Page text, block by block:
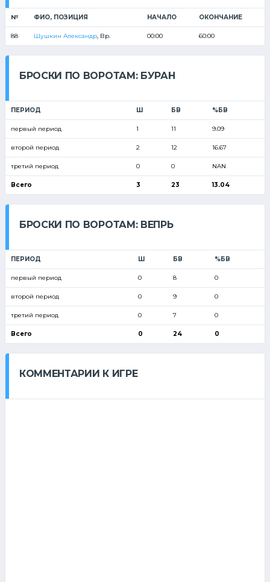
№ ФИО, ПОЗИЦИЯ НАЧАЛО ОКОНЧАНИЕ
88 Шушкин Александр, Вр. 00:00 60:00
БРОСКИ ПО ВОРОТАМ: БУРАН
ПЕРИОД Ш БВ %БВ
первый период 1 11 9.09
второй период 2 12 16.67
третий период 0 0 NAN
Всего 3 23 13.04
БРОСКИ ПО ВОРОТАМ: ВЕПРЬ
ПЕРИОД Ш БВ %БВ
первый период 0 8 0
второй период 0 9 0
третий период 0 7 0
Всего 0 24 0
КОММЕНТАРИИ К ИГРЕ